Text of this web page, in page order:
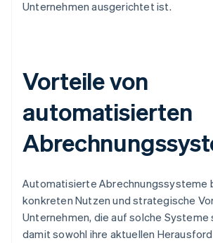
Unternehmen ausgerichtet ist.
Vorteile von
automatisierten
Automatisierte Abrechnungssysteme
konkreten Nutzen und strategische
Unternehmen, die auf solche Systeme
damit sowohl ihre aktuellen